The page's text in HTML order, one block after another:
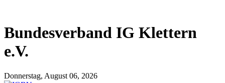
Bundesverband IG Klettern
e.V.
Donnerstag, August 06, 2026